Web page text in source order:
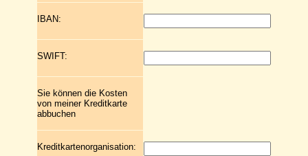
IBAN:
SWIFT:
Sie können die Kosten
von meiner Kreditkarte
abbuchen
Kreditkartenorganisation: